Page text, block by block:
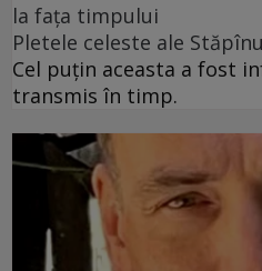
la fața timpului
Pletele celeste ale
Cel puţin aceasta a fost
transmis în timp.